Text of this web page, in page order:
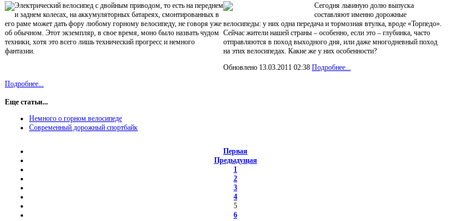
Электрический велосипед с двойным приводом, то есть на переднем
и заднем колесах, на аккумуляторных батареях, смонтированных в
его раме может дать фору любому горному велосипеду, не говоря уже
об обычном. Этот экземпляр, в свое время, моно было назвать чудом
техники, хотя это всего лишь технический прогресс и немного
фантазии.
Подробнее...
Сегодня львиную долю выпуска
составляют именно дорожные
велосипеды: у них одна передача и тормозная втулка, вроде «Торпедо».
Сейчас жители нашей страны – особенно, если это – глубинка, часто
отправляются в поход выходного дня, или даже многодневный поход
на этих велосипедах. Какие же у них особенности?
Обновлено 13.03.2011 02:38 Подробнее...
Еще статьи...
Немного о горном велосипеде
Современный дорожный спортбайк
Первая
Предыдущая
1
2
3
4
5
6